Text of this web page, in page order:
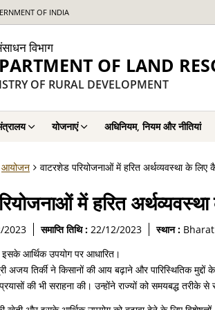
OF INDIA
विभाग
OF LAND
OF RURAL DEVELOPMENT
योजनाएं अधिनियम, नियम और नीतियां
आयोजन वाटरशेड परियोजनाओं में हरित अर्थव्यवस्था के लिए
में हरित
2023 समाप्ति तिथि : 22/12/2023 स्थान :
आर्थिक उपयोग पर आधारित।
तिर्की ने किसानों की आय बढ़ाने और पारिस्थितिक मुद्दों
की भी सराहना की। उन्होंने राज्यों को समयबद्ध तरीके